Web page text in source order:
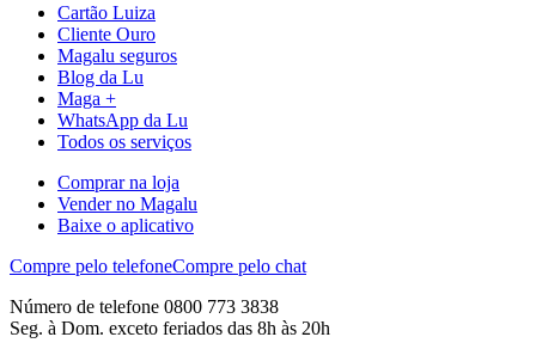
Cartão Luiza
Cliente Ouro
Magalu seguros
Blog da Lu
Maga +
WhatsApp da Lu
Todos os serviços
Comprar na loja
Vender no Magalu
Baixe o aplicativo
Compre pelo telefoneCompre pelo chat
Número de telefone 0800 773 3838
Seg. à Dom. exceto feriados das 8h às 20h